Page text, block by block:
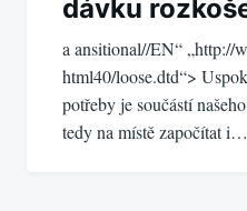
dávku
a ansitional//EN“
html40/loose.dtd“>
potřeby je součástí
tedy na místě započítat i…